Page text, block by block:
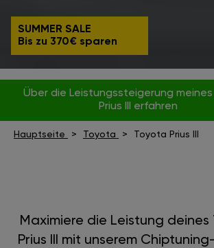
SUMMER SALE
Bis zu 370€ sparen
Über die Leistungssteigerung
Prius III erfahren
Hauptseite Toyota Toyota Prius III
Maximiere die Leistung deines
Prius III mit unserem